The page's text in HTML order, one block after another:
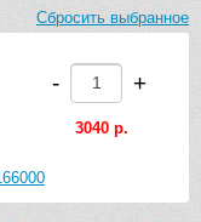
Сбросить выбранное
- +
3040 р.